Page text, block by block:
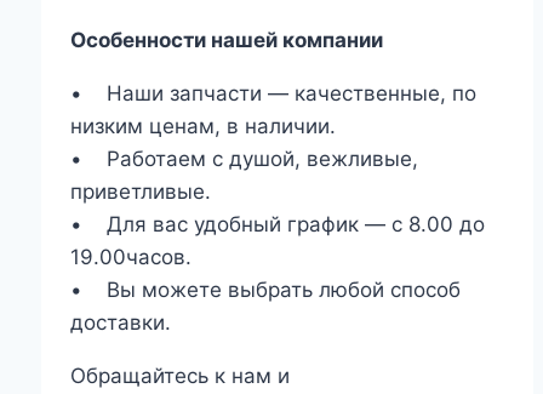
Особенности нашей компании
• Наши запчасти — качественные, по
низким ценам, в наличии.
• Работаем с душой, вежливые,
приветливые.
• Для вас удобный график — с 8.00 до
19.00часов.
• Вы можете выбрать любой способ
доставки.
Обращайтесь к нам и